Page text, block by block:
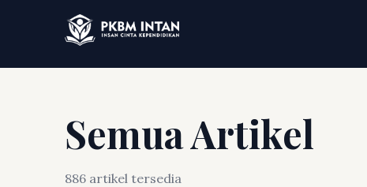
Semua Artikel
886 artikel tersedia